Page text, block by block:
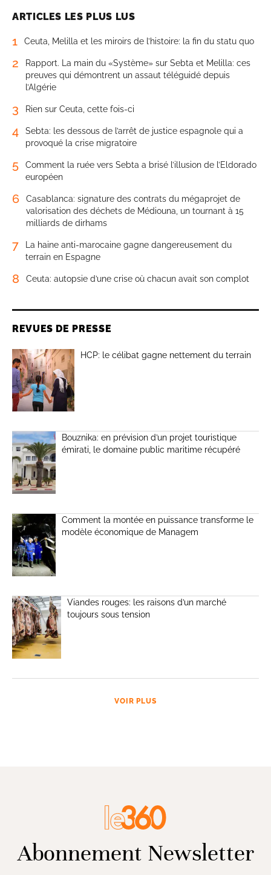
ARTICLES LES PLUS LUS
1 Ceuta, Melilla et les miroirs de l’histoire: la fin du statu quo
2
Rapport. La main du «Système» sur Sebta et Melilla: ces
preuves qui démontrent un assaut téléguidé depuis
l’Algérie
3 Rien sur Ceuta, cette fois-ci
4
Sebta: les dessous de l’arrêt de justice espagnole qui a
provoqué la crise migratoire
5
Comment la ruée vers Sebta a brisé l’illusion de l’Eldorado
européen
6
Casablanca: signature des contrats du mégaprojet de
valorisation des déchets de Médiouna, un tournant à 15
milliards de dirhams
7
La haine anti-marocaine gagne dangereusement du
terrain en Espagne
8 Ceuta: autopsie d’une crise où chacun avait son complot
REVUES DE PRESSE
HCP: le célibat gagne nettement du terrain
Bouznika: en prévision d’un projet touristique
émirati, le domaine public maritime récupéré
Comment la montée en puissance transforme le
modèle économique de Managem
Viandes rouges: les raisons d’un marché
toujours sous tension
VOIR PLUS
Abonnement Newsletter